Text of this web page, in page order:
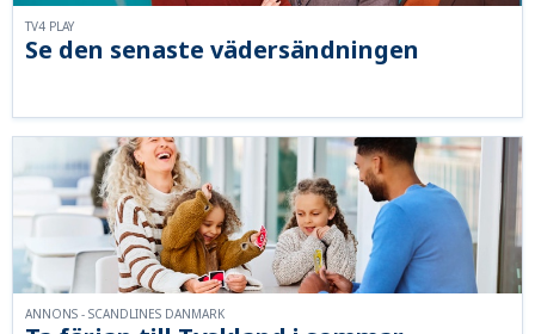
Se den senaste vädersändningen
TV4 PLAY
ANNONS - SCANDLINES DANMARK